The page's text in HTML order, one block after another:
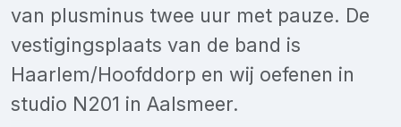
van plusminus twee uur met pauze. De
vestigingsplaats van de band is
Haarlem/Hoofddorp en wij oefenen in
studio N201 in Aalsmeer.